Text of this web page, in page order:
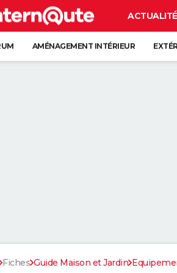
AMÉNAGEMENT INTÉRIEUR
Fiches Guide Maison et Jardin